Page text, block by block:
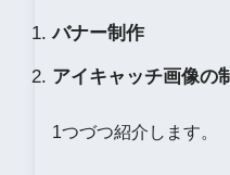
バナー制作
アイキャッチ画像の
1つづつ紹介します。